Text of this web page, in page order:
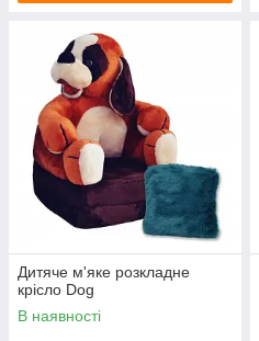
Дитяче м'яке розкладне
крісло Dog
В наявності